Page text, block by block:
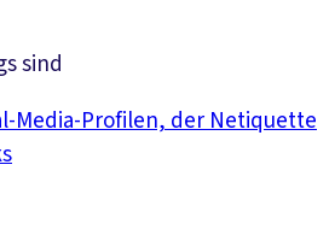
sind
Media-Profilen, der Netiquette